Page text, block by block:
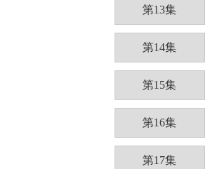
第13集
第14集
第15集
第16集
第17集